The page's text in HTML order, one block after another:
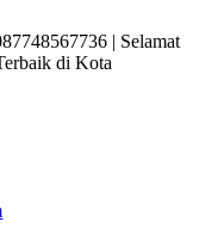
| Selamat
di Kota